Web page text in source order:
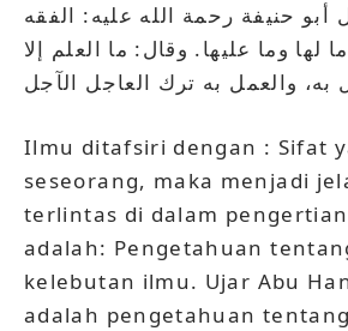
أبو حنيفة رحمة الله عليه: الفقه
لها وما عليها. وقال: ما العلم إلا
Ilmu ditafsiri dengan : Sifat
seseorang, maka menjadi
terlintas di dalam
adalah: Pengetahuan
kelebutan ilmu. Ujar Abu
adalah pengetahuan